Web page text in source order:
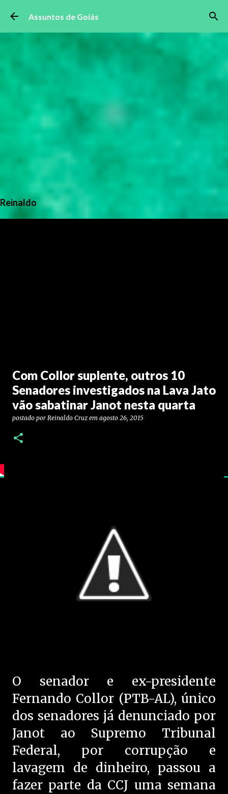
Pular para o conteúdo principal
Assuntos de Goiás
Reinaldo
Com Collor suplente, outros 10
Senadores investigados na Lava Jato
vão sabatinar Janot nesta quarta
postado por Reinaldo Cruz em agosto 26, 2015
O senador e ex-presidente
Fernando Collor (PTB-AL), único
dos senadores já denunciado por
Janot ao Supremo Tribunal
Federal, por corrupção e
lavagem de dinheiro, passou a
fazer parte da CCJ uma semana